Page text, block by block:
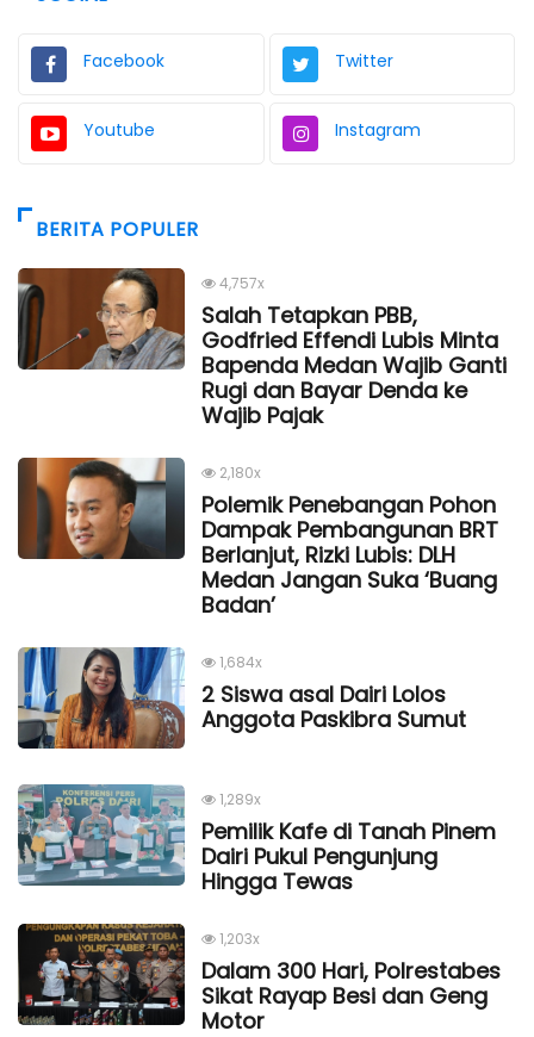
Facebook Twitter
Youtube Instagram
BERITA POPULER
4,757x
Salah Tetapkan PBB,
Godfried Effendi Lubis Minta
Bapenda Medan Wajib Ganti
Rugi dan Bayar Denda ke
Wajib Pajak
2,180x
Polemik Penebangan Pohon
Dampak Pembangunan BRT
Berlanjut, Rizki Lubis: DLH
Medan Jangan Suka ‘Buang
Badan’
1,684x
2 Siswa asal Dairi Lolos
Anggota Paskibra Sumut
1,289x
Pemilik Kafe di Tanah Pinem
Dairi Pukul Pengunjung
Hingga Tewas
1,203x
Dalam 300 Hari, Polrestabes
Sikat Rayap Besi dan Geng
Motor